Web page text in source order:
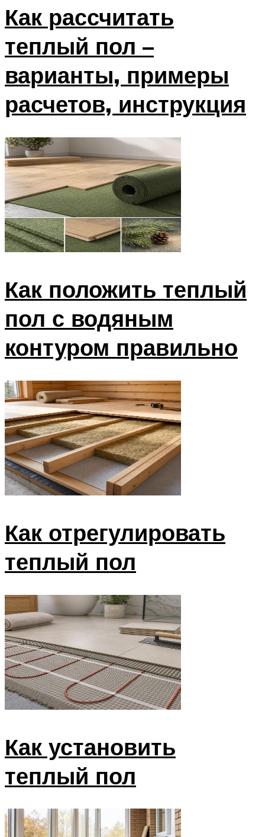
Как рассчитать
теплый пол –
варианты, примеры
расчетов, инструкция
Как положить теплый
пол с водяным
контуром правильно
Как отрегулировать
теплый пол
Как установить
теплый пол